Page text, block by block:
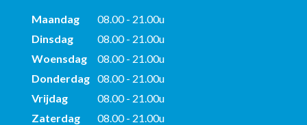
Maandag
08.00 - 21.00u
Dinsdag
08.00 - 21.00u
Woensdag
08.00 - 21.00u
Donderdag 08.00 - 21.00u
Vrijdag
08.00 - 21.00u
Zaterdag
08.00 - 21.00u